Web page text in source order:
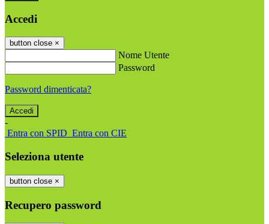
Accedi
button close ×
Nome Utente
Password
Password dimenticata?
-
Entra con SPID Entra con CIE
Seleziona utente
button close ×
Recupero password